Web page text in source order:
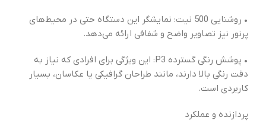
• روشنایی 500 نیت: نمایشگر این دستگاه حتی در محیط‌های
پرنور نیز تصاویر واضح و شفافی ارائه می‌دهد.
• پوشش رنگی گسترده P3: این ویژگی برای افرادی که نیاز به
دقت رنگی بالا دارند، مانند طراحان گرافیکی یا عکاسان، بسیار
کاربردی است.
پردازنده و عملکرد